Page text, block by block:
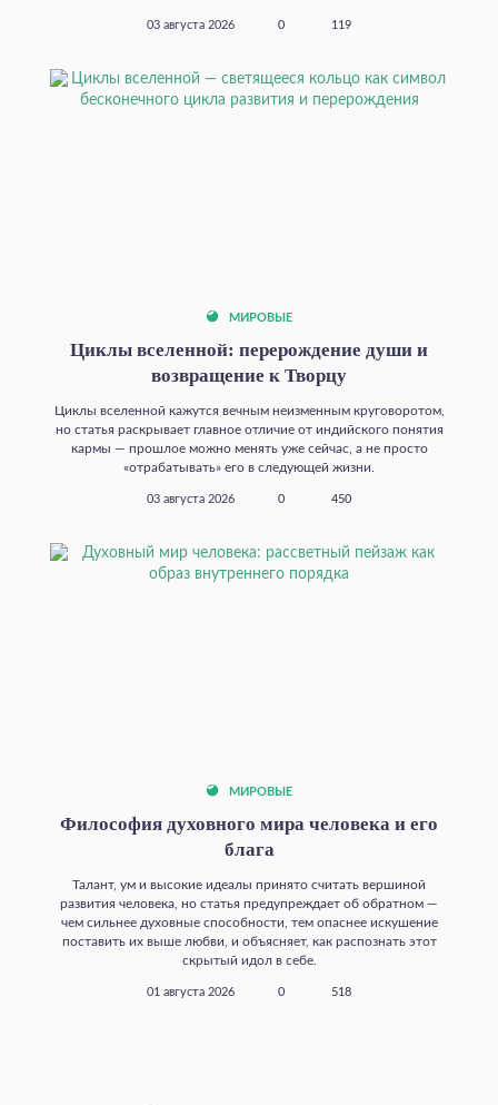
03 августа 2026 0 119
МИРОВЫЕ
Циклы вселенной: перерождение души и
возвращение к Творцу
Циклы вселенной кажутся вечным неизменным круговоротом,
но статья раскрывает главное отличие от индийского понятия
кармы — прошлое можно менять уже сейчас, а не просто
«отрабатывать» его в следующей жизни.
03 августа 2026 0 450
МИРОВЫЕ
Философия духовного мира человека и его
блага
Талант, ум и высокие идеалы принято считать вершиной
развития человека, но статья предупреждает об обратном —
чем сильнее духовные способности, тем опаснее искушение
поставить их выше любви, и объясняет, как распознать этот
скрытый идол в себе.
01 августа 2026 0 518